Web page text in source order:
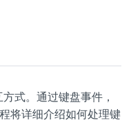
式。通过键盘事件，
将详细介绍如何处理键